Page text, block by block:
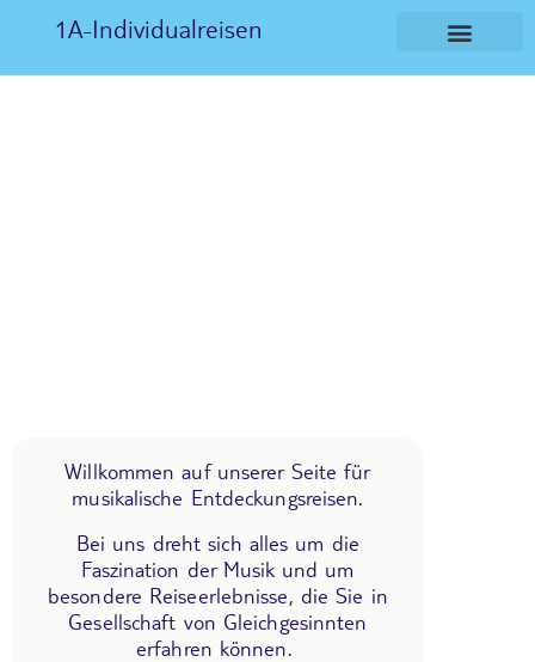
1A-Individualreisen
Willkommen auf unserer Seite für
musikalische Entdeckungsreisen.
Bei uns dreht sich alles um die
Faszination der Musik und um
besondere Reiseerlebnisse, die Sie in
Gesellschaft von Gleichgesinnten
erfahren können.